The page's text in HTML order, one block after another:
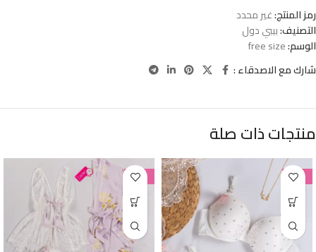
رمز المنتج:غير محدد
التصنيف:بيبي دول
الوسم:free size
شارك مع الاصدقاء :
منتجات ذات صلة
-38%
-38%